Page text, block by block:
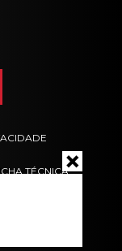
TÉCNICA